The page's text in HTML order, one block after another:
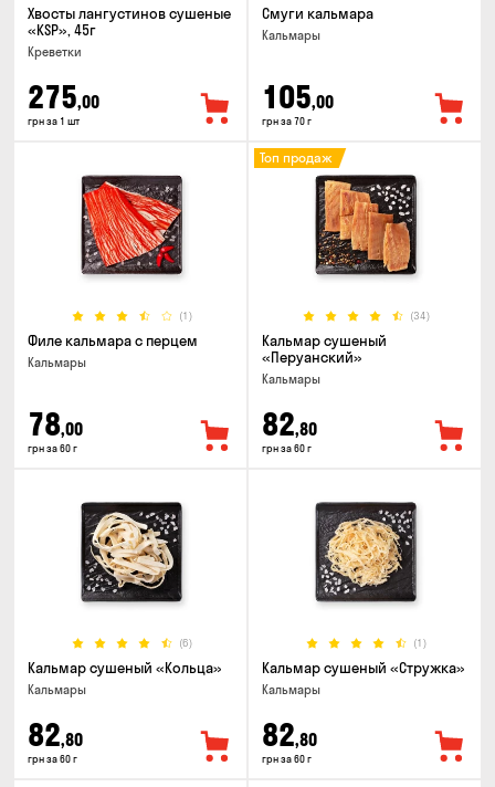
Хвосты лангустинов сушеные
«KSP», 45г
Креветки
275,00
грн за 1 шт
Смуги кальмара
Кальмары
105,00
грн за 70 г
(1)
Филе кальмара с перцем
Кальмары
78,00
грн за 60 г
(34)
Топ продаж
Кальмар сушеный
«Перуанский»
Кальмары
82,80
грн за 60 г
(6)
Кальмар сушеный «Кольца»
Кальмары
82,80
грн за 60 г
(1)
Кальмар сушеный «Стружка»
Кальмары
82,80
грн за 60 г